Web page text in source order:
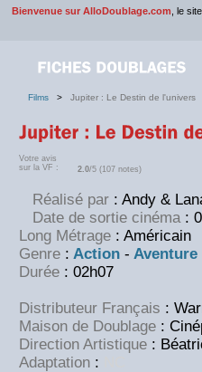
Bienvenue sur AlloDoublage.com , le
Films > Jupiter : Le Destin de l'univers
Votre avis
sur la VF :
2.0/5 (107 notes)
Réalisé par : Andy &
Date de sortie cinéma :
Long Métrage : Américain
Genre : Action - Aventure
Durée : 02h07
Distributeur Français :
Maison de Doublage :
Direction Artistique :
Adaptation :